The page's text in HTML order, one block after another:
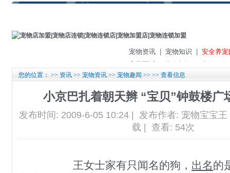
宠物资讯 宠物知识
安全养宠
您的位置： >> 资讯 >> 宠物资讯 >> 宠物趣闻 >> >> 查看信息
小京巴扎着朝天辫 “宝贝”钟鼓楼广
发布时间: 2009-6-05 10:24 | 发布作者: 宠物宝宝
载 | 查看: 54次
王女士家有只闻名的狗， 出名的